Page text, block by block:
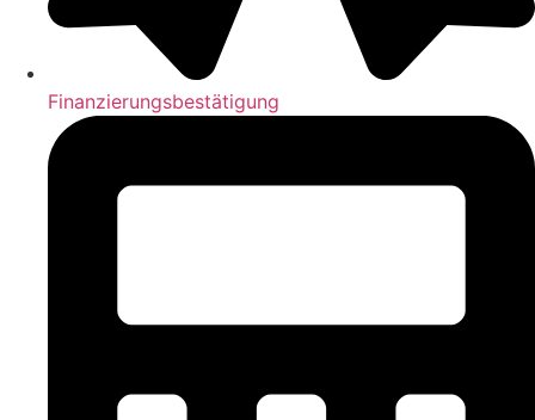
Finanzierungsbestätigung